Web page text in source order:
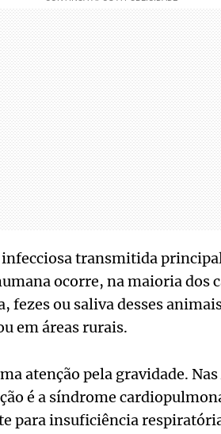
infecciosa transmitida
ocorre, na maioria dos
fezes ou saliva desses
em áreas rurais.
atenção pela gravidade.
é a síndrome
para insuficiência